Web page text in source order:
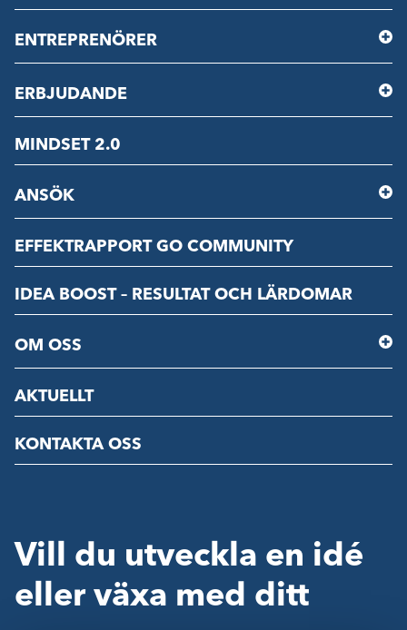
ENTREPRENÖRER
ERBJUDANDE
MINDSET 2.0
ANSÖK
EFFEKTRAPPORT GO COMMUNITY
IDEA BOOST – RESULTAT OCH LÄRDOMAR
OM OSS
AKTUELLT
KONTAKTA OSS
Vill du utveckla en idé
eller växa med ditt